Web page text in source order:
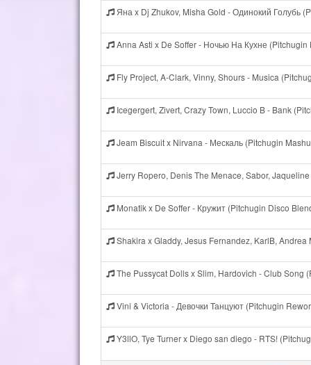
Яна x Dj Zhukov, Misha Gold - Одинокий Голубь
Anna Asti x De Soffer - Ночью На Кухне (Pitchugin
Fly Project, A-Clark, Vinny, Shours - Musica
Icegergert, Zivert, Crazy Town, Luccio B - Bank
Jeam Biscuit x Nirvana - Мескаль (Pitchugin
Jerry Ropero, Denis The Menace, Sabor,
Monatik x De Soffer - Кружит (Pitchugin Disco
Shakira x Gladdy, Jesus Fernandez, KarlB,
The Pussycat Dolls x Slim, Hardovich - Club Song
Vini & Victoria - Девочки Танцуют (Pitchugin
Y3llO, Tye Turner x Diego san diego - RTS!